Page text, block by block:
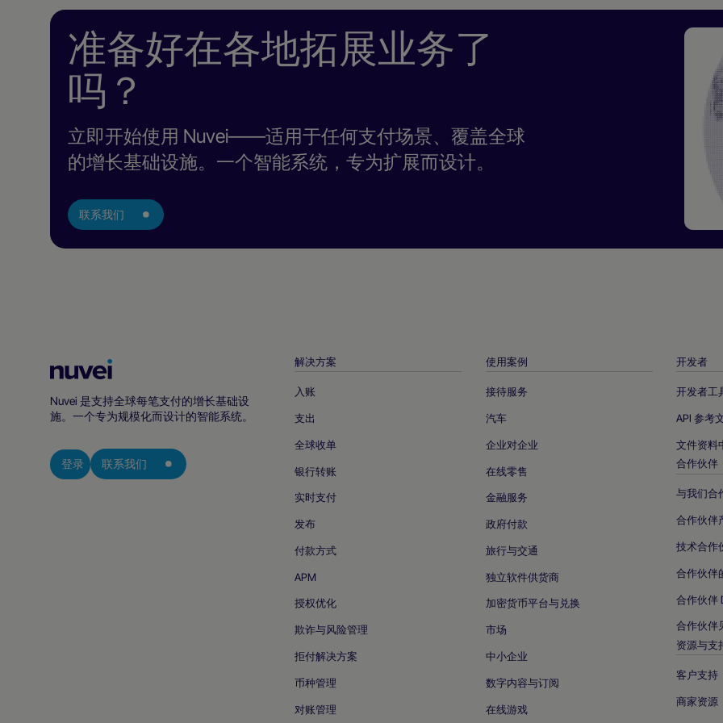
准备好在各地拓展业务了
吗？
立即开始使用 Nuvei——适用于任何支付场景、覆盖全球
的增长基础设施。一个智能系统，专为扩展而设计。
联系我们
Nuvei
页
Nuvei 是支持全球每笔支付的增长基础设
施。一个专为规模化而设计的智能系统。
登录 联系我们
解决方案
入账
支出
全球收单
银行转账
实时支付
发布
付款方式
APM
授权优化
欺诈与风险管理
拒付解决方案
币种管理
对账管理
使用案例
接待服务
汽车
企业对企业
在线零售
金融服务
政府付款
旅行与交通
独立软件供货商
加密货币平台与兑换
市场
中小企业
数字内容与订阅
在线游戏
开发者
开发者工
API 参考
文件资料
合作伙伴
与我们合
合作伙伴
技术合作
合作伙伴
合作伙伴
合作伙伴
资源与支
客户支持
商家资源